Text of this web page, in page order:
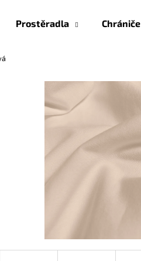
Prostěradla Chrániče
Co potřebujete najít?
Doporučujeme